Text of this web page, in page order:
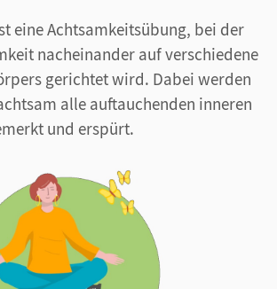
eine Achtsamkeitsübung, bei der
nacheinander auf verschiedene
gerichtet wird. Dabei werden
alle auftauchenden inneren
und erspürt.